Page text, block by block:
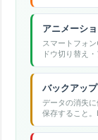
アニメーシ
スマートフォ
ドウ切り替え
クトで、
バックアップ
データの消失
保存すること
に対する基本